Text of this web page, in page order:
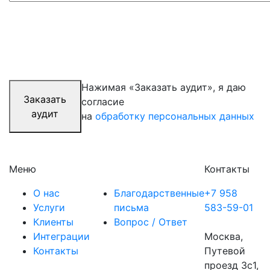
Заказать
аудит
Нажимая «Заказать аудит», я даю
согласие
на обработку персональных данных
Меню
О нас
Услуги
Клиенты
Интеграции
Контакты
Благодарственные
письма
Вопрос / Ответ
Контакты
+7 958
583-59-01
Москва,
Путевой
проезд 3с1,